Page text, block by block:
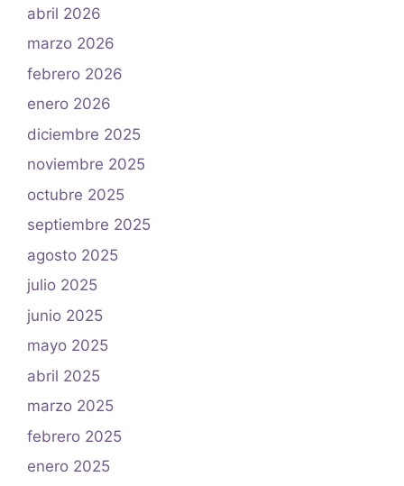
abril 2026
marzo 2026
febrero 2026
enero 2026
diciembre 2025
noviembre 2025
octubre 2025
septiembre 2025
agosto 2025
julio 2025
junio 2025
mayo 2025
abril 2025
marzo 2025
febrero 2025
enero 2025